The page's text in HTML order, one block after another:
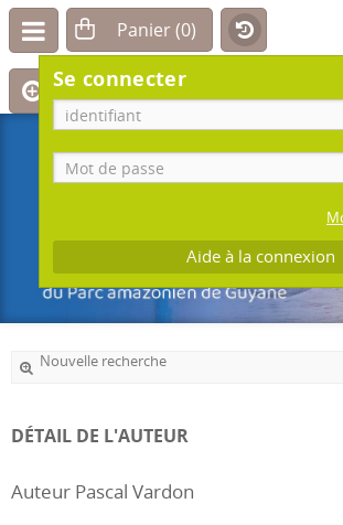
Se connecter
Aide à la connexion
Nouvelle recherche
DÉTAIL DE L'AUTEUR
Auteur Pascal Vardon